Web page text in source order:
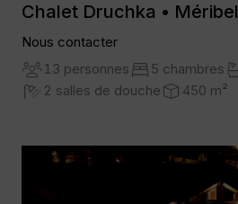
Chalet Druchka • Méribel
Nous contacter
13 personnes
5 chambres
2 salles de douche
450 m²